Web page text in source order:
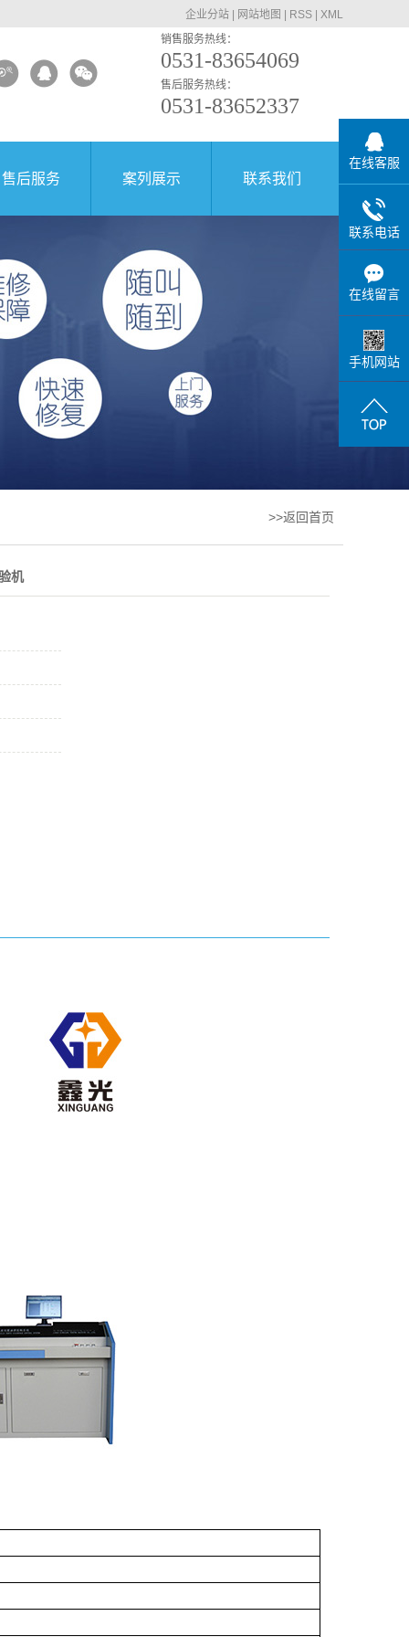
企业分站 网站地图 RSS
XML
销售服务热线：
0531-83654069
售后服务热线：
0531-83652337
售后服务 案列展示 联系我们
>>返回首页
机
在线客服
联系电话
在线留言
手机网站